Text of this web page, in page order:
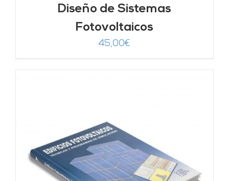
Diseño de Sistemas
Fotovoltaicos
45,00€